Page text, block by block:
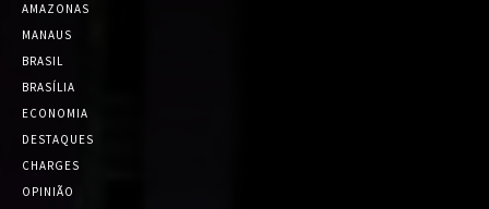
AMAZONAS
MANAUS
BRASIL
BRASÍLIA
ECONOMIA
DESTAQUES
CHARGES
OPINIÃO